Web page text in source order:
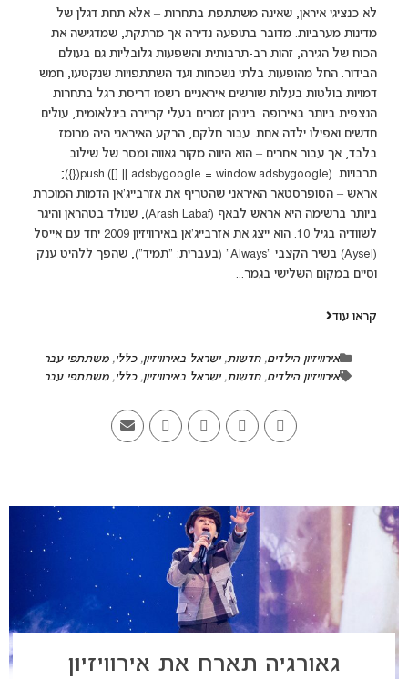
לא כנציגי איראן, שאינה משתתפת בתחרות – אלא תחת דגלן של
מדינות מערביות. מדובר בתופעה נדירה אך מרתקת, שמדגישה את
הכוח של הגירה, זהות רב-תרבותית והשפעות גלובליות גם בעולם
הבידור. החל מהופעות בלתי נשכחות ועד השתתפויות שנקטעו, חמש
דמויות בולטות בעלות שורשים איראניים רשמו דריסת רגל בתחרות
הנצפית ביותר באירופה. ביניהן זמרים בעלי קריירה בינלאומית, עולים
חדשים ואפילו ילדה אחת. עבור חלקם, הרקע האיראני היה מרומז
בלבד, אך עבור אחרים – הוא היווה מקור גאווה ומסר של שילוב
תרבויות. (adsbygoogle = window.adsbygoogle || []).push({});
אראש – הסופרסטאר האיראני שהטריף את אזרבייג'אן הדמות המוכרת
ביותר ברשימה היא אראש לבאף (Arash Labaf), שנולד בטהראן והיגר
לשוודיה בגיל 10. הוא ייצג את אזרבייג'אן באירוויזיון 2009 יחד עם אייסל
(Aysel) בשיר הקצבי “Always” (בעברית: "תמיד"), שהפך ללהיט ענק
וסיים במקום השלישי בגמר...
קראו עוד
אירוויזיון הילדים,חדשות,ישראל באירוויזיון,כללי,משתתפי עבר
אירוויזיון הילדים,חדשות,ישראל באירוויזיון,כללי,משתתפי עבר
גאורגיה תארח את אירוויזיון